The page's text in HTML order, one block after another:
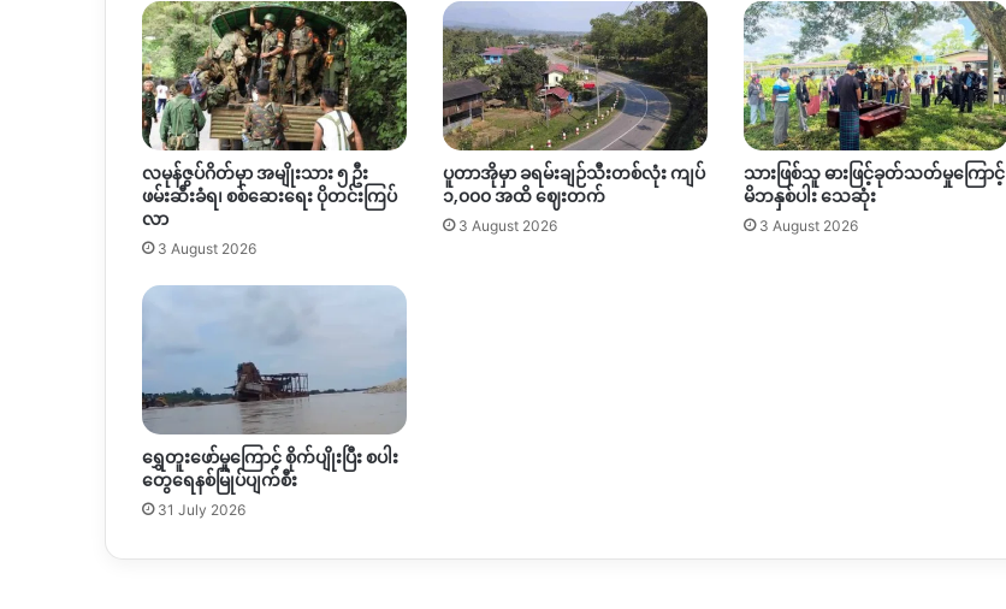
သူများ
ရှိ
နေ
လမုန်ဇွပ်ဂိတ်မှာ အမျိုးသား ၅ ဦး
ဖမ်းဆီးခံရ၊ စစ်ဆေးရေး ပိုတင်းကြပ်
လာ
3 August 2026
ပူတာအိုမှာ ခရမ်းချဉ်သီးတစ်လုံး ကျပ်
၁,၀၀၀ အထိ ဈေးတက်
3 August 2026
သားဖြစ်သူ ဓားဖြင့်ခုတ်သတ်မှုကြောင့်
မိဘနှစ်ပါး သေဆုံး
3 August 2026
ရွှေတူးဖော်မှုကြောင့် စိုက်ပျိုးပြီး စပါး
တွေရေနစ်မြုပ်ပျက်စီး
31 July 2026